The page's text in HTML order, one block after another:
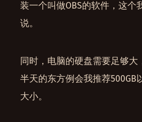
装一个叫做OBS的软件，这个
说。
同时，电脑的硬盘需要足够大
半天的东方例会我推荐500GB
大小。